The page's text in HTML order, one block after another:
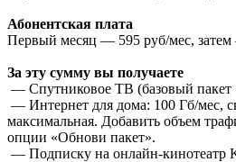
Абонентская плата
Первый месяц — 595 руб/мес,
За эту сумму вы получаете
— Спутниковое ТВ (базовый пакет
— Интернет для дома: 100 Гб/мес,
максимальная. Добавить объем
опции «Обнови пакет».
— Подписку на онлайн-кинотеатр